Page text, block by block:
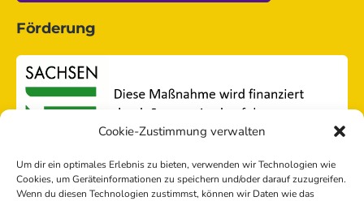
Cookie-Zustimmung verwalten
Um dir ein optimales Erlebnis zu bieten, verwenden wir Technologien wie
Cookies, um Geräteinformationen zu speichern und/oder darauf zuzugreifen.
Wenn du diesen Technologien zustimmst, können wir Daten wie das
Förderung